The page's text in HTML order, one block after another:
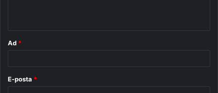
Ad *
E-posta *